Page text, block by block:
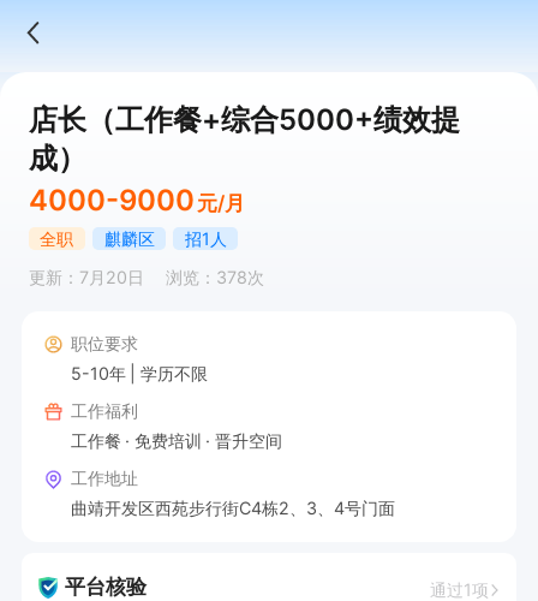
店长（工作餐+综合5000+绩效提
成）
4000-9000 元/月
全职 麒麟区
招1人
更新：7月20日
浏览：378次
职位要求
5-10年
学历不限
工作福利
工作餐
免费培训
晋升空间
工作地址
曲靖开发区西苑步行街C4栋2、3、4号门面
平台核验 通过1项